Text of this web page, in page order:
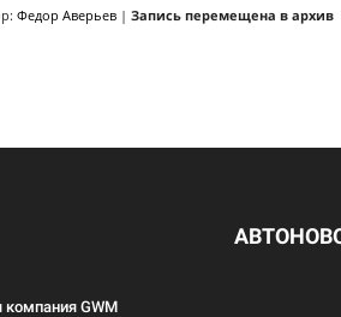
Федор Аверьев | Запись перемещена в архив
компания GWM